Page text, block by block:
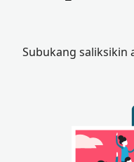
Subukang saliksikin